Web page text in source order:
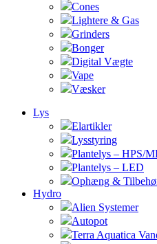
Cones
Lightere & Gas
Grinders
Bonger
Digital Vægte
Vape
Væsker
Lys
Elartikler
Lysstyring
Plantelys – HPS/
Plantelys – LED
Ophæng &
Hydro
Alien Systemer
Autopot
Terra Aquatica